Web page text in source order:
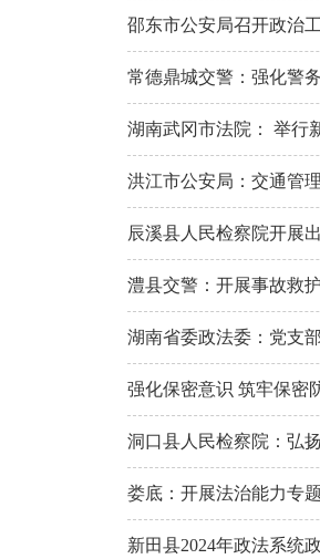
邵东市公安局召开政治
常德鼎城交警：强化警
湖南武冈市法院： 举行
洪江市公安局：交通管
辰溪县人民检察院开展
澧县交警：开展事故救
湖南省委政法委：党支
强化保密意识 筑牢保
洞口县人民检察院：弘
娄底：开展法治能力专
新田县2024年政法系统